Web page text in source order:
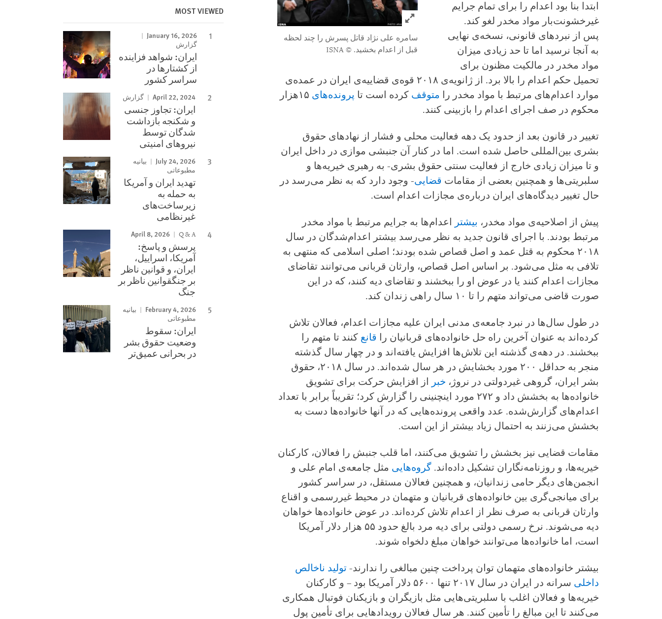
Click to expand Image
سامره علی نژاد قاتل پسرش را چند لحظه
قبل از اعدام بخشید. © ISNA
ابتدا بنا بود اعدام را برای تمام جرایم
غیرخشونت‌بار مواد مخدر لغو کند.
پس از نبردهای قانونی، نسخه‌ی نهایی
به آنجا نرسید اما تا حد زیادی میزان
مواد مخدر در مالکیت مظنون برای
تحمیل حکم اعدام را بالا برد. از ژانویه‌ی ۲۰۱۸ قوه‌ی قضاییه‌ی ایران در عمده‌ی
موارد اعدام‌های مرتبط با مواد مخدر را متوقف کرده است تا پرونده‌های
۱۵هزار
محکوم در صف اجرای اعدام را بازبینی کنند.
تغییر در قانون بعد از حدود یک دهه فعالیت محلی و فشار از نهادهای حقوق
بشری بین‌المللی حاصل شده است. اما در کنار آن جنبشی موازی در داخل ایران
و تا میزان زیادی خارج از فعالیت سنتی حقوق بشری- به رهبری خیریه‌ها و
سلبریتی‌ها و همچنین بعضی از مقامات قضایی- وجود دارد که به نظر می‌رسد در
حال تغییر دیدگاه‌های ایران درباره‌ی مجازات اعدام است.
پیش از اصلاحیه‌ی مواد مخدر، بیشتر اعدام‌ها به جرایم مرتبط با مواد مخدر
مرتبط بودند. با اجرای قانون جدید به نظر می‌رسد بیشتر اعدام‌شدگان در سال
۲۰۱۸ محکوم به قتل عمد و اصل قصاص شده بودند؛ اصلی اسلامی که منتهی به
تلافی به مثل می‌شود. بر اساس اصل قصاص، وارثان قربانی می‌توانند تقاضای
مجازات اعدام کنند یا در عوض او را ببخشند و تقاضای دیه کنند، که در این
صورت قاضی می‌تواند متهم را تا ۱۰ سال راهی زندان کند.
در طول سال‌ها در نبرد جامعه‌ی مدنی ایران علیه مجازات اعدام، فعالان تلاش
کرده‌اند به عنوان آخرین راه حل خانواده‌های قربانیان را قانع کنند تا متهم را
ببخشند. در دهه‌ی گذشته این تلاش‌ها افزایش یافته‌اند و در چهار سال گذشته
منجر به حداقل ۲۰۰ مورد بخشایش در هر سال شده‌اند. در سال ۲۰۱۸، حقوق
بشر ایران، گروهی غیردولتی در نروژ، خبر از افزایش حرکت برای تشویق
خانواده‌ها به بخشش داد و ۲۷۲ مورد اینچنینی را گزارش کرد؛ تقریباً برابر با تعداد
اعدام‌های گزارش‌شده. عدد واقعی پرونده‌هایی که در آنها خانواده‌ها دست به
بخشش می‌زنند به احتمال زیاد بیشتر از این است.
مقامات قضایی نیز بخشش را تشویق می‌کنند، اما قلب جنبش را فعالان، کارکنان
خیریه‌ها، و روزنامه‌نگاران تشکیل داده‌اند. گروه‌هایی مثل جامعه‌ی امام علی و
انجمن‌های دیگر حامی زندانیان، و همچنین فعالان مستقل، در سراسر کشور
برای میانجی‌گری بین خانواده‌های قربانیان و متهمان در محیط غیررسمی و اقناع
وارثان قربانی به صرف نظر از اعدام تلاش کرده‌اند. در عوض خانواده‌ها خواهان
دیه می‌شوند. نرخ رسمی دولتی برای دیه مرد بالغ حدود ۵۵ هزار دلار آمریکا
است، اما خانواده‌ها می‌توانند خواهان مبلغ دلخواه شوند.
بیشتر خانواده‌های متهمان توان پرداخت چنین مبالغی را ندارند- تولید ناخالص
داخلی
سرانه در ایران در سال ۲۰۱۷ تنها ۵۶۰۰ دلار آمریکا بود – و کارکنان
خیریه‌ها و فعالان اغلب با سلبریتی‌هایی مثل بازیگران و بازیکنان فوتبال همکاری
می‌کنند تا این مبالغ را تأمین کنند. هر سال فعالان رویدادهایی برای تأمین پول
MOST VIEWED
January 16, 2026
گزارش
ایران: شواهد فزاینده
از کشتارها در
سراسر کشور
April 22, 2024 گزارش
ایران: تجاوز جنسی
و شکنجه بازداشت
شدگان توسط
نیروهای امنیتی
July 24, 2026
بیانیه
مطبوعاتی
تهدید ایران و آمریکا
به حمله به
زیرساخت‌های
غیرنظامی
April 8, 2026 Q & A
پرسش و پاسخ:
آمریکا، اسراییل،
ایران، و قوانین ناظر
بر جنگقوانین ناظر بر
جنگ
February 4, 2026
بیانیه
مطبوعاتی
ایران: سقوط
وضعیت حقوق بشر
در بحرانی عمیق‌تر